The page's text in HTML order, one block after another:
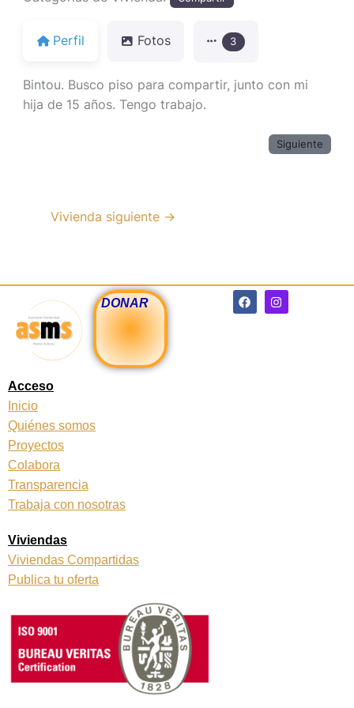
Perfil Fotos 3
Bintou. Busco piso para compartir, junto con mi
hija de 15 años. Tengo trabajo.
Siguiente
Vivienda siguiente →
DONAR
F
a
I
n
Acceso
Inicio
Quiénes somos
Proyectos
Colabora
Transparencia
Trabaja con nosotras
Viviendas
Viviendas Compartidas
Publica tu oferta